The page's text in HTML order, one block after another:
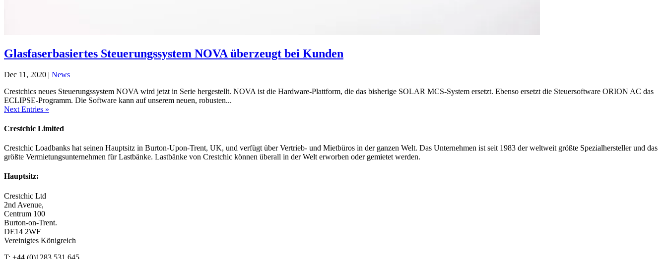
Glasfaserbasiertes Steuerungssystem NOVA überzeugt bei Kunden
Dec 11, 2020 | News
Crestchics neues Steuerungssystem NOVA wird jetzt in Serie hergestellt. NOVA ist die Hardware-Plattform, die das bisherige SOLAR MCS-System ersetzt. Ebenso ersetzt die Steuersoftware ORION AC das
ECLIPSE-Programm. Die Software kann auf unserem neuen, robusten...
Next Entries »
Crestchic Limited
Crestchic Loadbanks hat seinen Hauptsitz in Burton-Upon-Trent, UK, und verfügt über Vertrieb- und Mietbüros in der ganzen Welt. Das Unternehmen ist seit 1983 der weltweit größte Spezialhersteller und das
größte Vermietungsunternehmen für Lastbänke. Lastbänke von Crestchic können überall in der Welt erworben oder gemietet werden.
Hauptsitz:
Crestchic Ltd
2nd Avenue,
Centrum 100
Burton-on-Trent.
DE14 2WF
Vereinigtes Königreich
T: +44 (0)1283 531 645